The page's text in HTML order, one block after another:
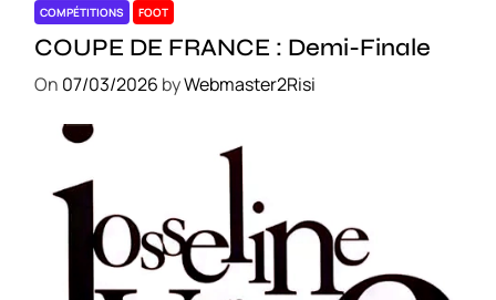
COMPÉTITIONS FOOT
COUPE DE FRANCE : Demi-Finale
On 07/03/2026 byWebmaster2Risi